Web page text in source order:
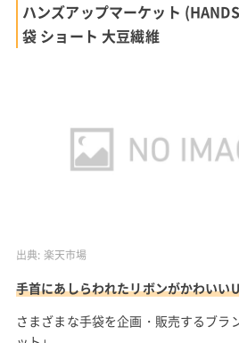
ハンズアップマーケット
袋 ショート 大豆繊維
出典: 楽天市場
手首にあしらわれたリボンがかわいい
さまざまな手袋を企画・販売するブラ